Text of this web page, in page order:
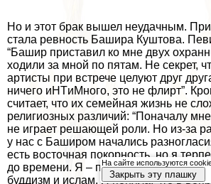
Но и этот бpaк вышел неудачным.
стала ревность Башира Куштова.
“Башир приставил ко мне двух
ходили за мной по пятам. Не секрет,
артисты при встрече целуют друг
ничего иHTиMного, это не флиpт”.
считает, что их семейная жизнь не
религиозных различий: “Поначалу
не играет решающей роли. Но из-за
у нас с Баширом начались
есть восточная покорность, но я
до времени. Я – православная, у
буддизм и ислам. Я поняла, что в
На сайте используются
Закрыть эту плашку